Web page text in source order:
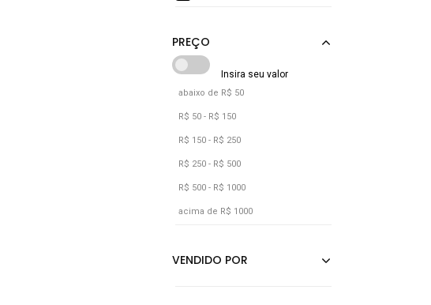
abaixo de R$ 50
R$ 50 - R$ 150
R$ 150 - R$ 250
R$ 250 - R$ 500
R$ 500 - R$ 1000
acima de R$ 1000